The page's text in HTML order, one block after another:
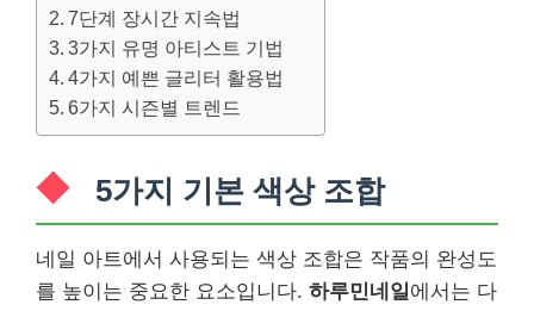
7단계 장시간 지속법
3가지 유명 아티스트 기법
4가지 예쁜 글리터 활용법
6가지 시즌별 트렌드
5가지 기본 색상 조합
네일 아트에서 사용되는 색상 조합은 작품의 완성도
를 높이는 중요한 요소입니다. 하루민네일에서는 다